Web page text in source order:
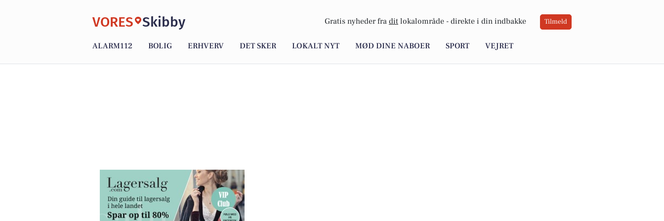
VORES Skibby Gratis nyheder fra dit lokalområde - direkte i din indbakke Tilmeld
ALARM112 BOLIG ERHVERV DET SKER LOKALT NYT MØD DINE NABOER SPORT VEJRET